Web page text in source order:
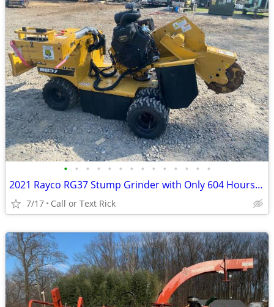
• • • • • • • • • • • • • •
2021 Rayco RG37 Stump Grinder with Only 604 Hours!!! #4965
7/17 Call or Text Rick